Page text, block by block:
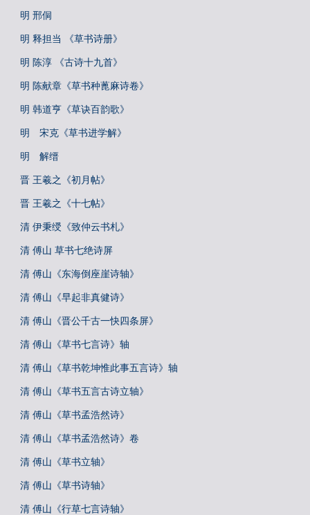
明 邢侗
明 释担当 《草书诗册》
明 陈淳 《古诗十九首》
明 陈献章《草书种蓖麻诗卷》
明 韩道亨《草诀百韵歌》
明 宋克《草书进学解》
明 解缙
晋 王羲之《初月帖》
晋 王羲之《十七帖》
清 伊秉绶《致仲云书札》
清 傅山 草书七绝诗屏
清 傅山《东海倒座崖诗轴》
清 傅山《早起非真健诗》
清 傅山《晋公千古一快四条屏》
清 傅山《草书七言诗》轴
清 傅山《草书乾坤惟此事五言诗》轴
清 傅山《草书五言古诗立轴》
清 傅山《草书孟浩然诗》
清 傅山《草书孟浩然诗》卷
清 傅山《草书立轴》
清 傅山《草书诗轴》
清 傅山《行草七言诗轴》